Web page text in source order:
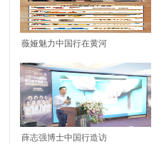
薇娅魅力中国行在黄河
之滨开播，甘肃特色成
直播间畅销好物，引导
销售额超1823万元
薛志强博士中国行造访